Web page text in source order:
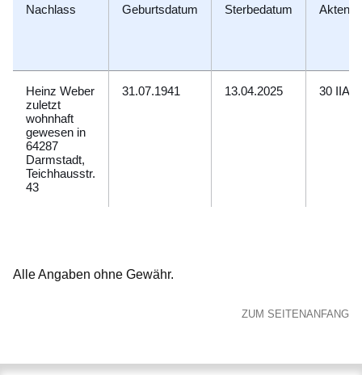
Nachlass Geburtsdatum Sterbedatum
Heinz Weber
zuletzt
wohnhaft
gewesen in
64287
Darmstadt,
Teichhausstr.
43
31.07.1941 13.04.2025 30 IIA
Alle Angaben ohne Gewähr.
ZUM SEITENANFANG